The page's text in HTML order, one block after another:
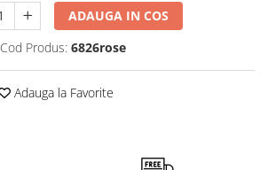
ADAUGA IN COS
Cod Produs: 6826rose
Adauga la Favorite